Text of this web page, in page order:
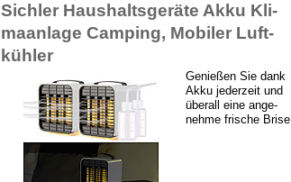
Sich­ler Haus­halts­ge­rä­te Ak­ku Kli­
ma­an­la­ge Cam­ping, Mo­bi­ler Luft­
küh­ler
Ge­nie­ßen Sie dank
Ak­ku je­der­zeit und
über­all ei­ne an­ge­
neh­me fri­sche Bri­se